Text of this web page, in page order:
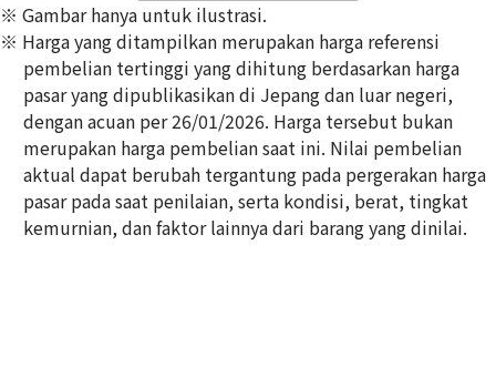
Platinum (Pt900) earrings
Referensi Harga Buyback
ASK
※ Gambar hanya untuk ilustrasi.
※ Harga yang ditampilkan merupakan harga referensi
pembelian tertinggi yang dihitung berdasarkan harga
pasar yang dipublikasikan di Jepang dan luar negeri,
dengan acuan per 26/01/2026. Harga tersebut bukan
merupakan harga pembelian saat ini. Nilai pembelian
aktual dapat berubah tergantung pada pergerakan harga
pasar pada saat penilaian, serta kondisi, berat, tingkat
kemurnian, dan faktor lainnya dari barang yang dinilai.